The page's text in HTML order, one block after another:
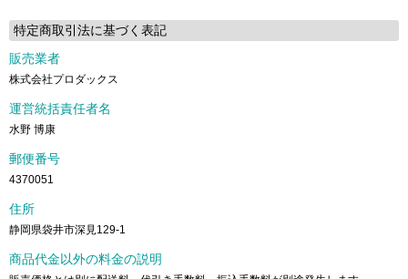
特定商取引法に基づく表記
販売業者
株式会社プロダックス
運営統括責任者名
水野 博康
郵便番号
4370051
住所
静岡県袋井市深見129-1
商品代金以外の料金の説明